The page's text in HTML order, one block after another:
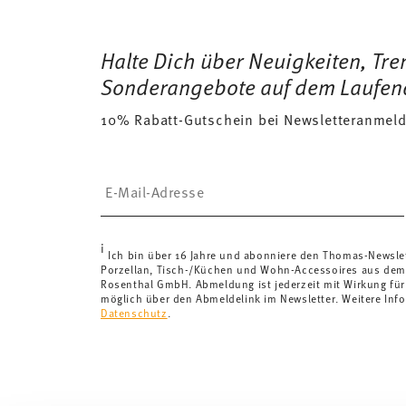
1,1250 dm³
Lieferländer (ausgenommen Lieferungen ins
Lieferkosten unter 69,90 €:
Wenn der Wert Ihres
Versandkosten an. Für Deutschland betragen diese
Lieferkostenhier einsehen.
Für Lieferungen ins
Schweiz:Lieferungen in die Schweiz sind ab 69,90
von 69,90 CHF liegen die Versandkosten bei 36,90
Lieferzeit innerhalb Deutschlands:3-5 Werktage für
andere Länderhier einsehen.
Retouren:Für Retouren nutzen Sie bitte unseren
Halte Dich über Neuigkeiten,
Sonderangebote auf dem
10% Rabatt-Gutschein bei
i Ich bin über 16 Jahre und abonniere den Thomas-
Porzellan, Tisch-/Küchen und Wohn-Accessoires aus
Rosenthal GmbH. Abmeldung ist jederzeit mit Wirkung
möglich über den Abmeldelink im Newsletter. Weitere
Datenschutz